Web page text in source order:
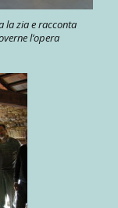
la zia e racconta
l’opera